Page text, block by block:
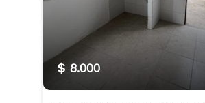
$ 8.000